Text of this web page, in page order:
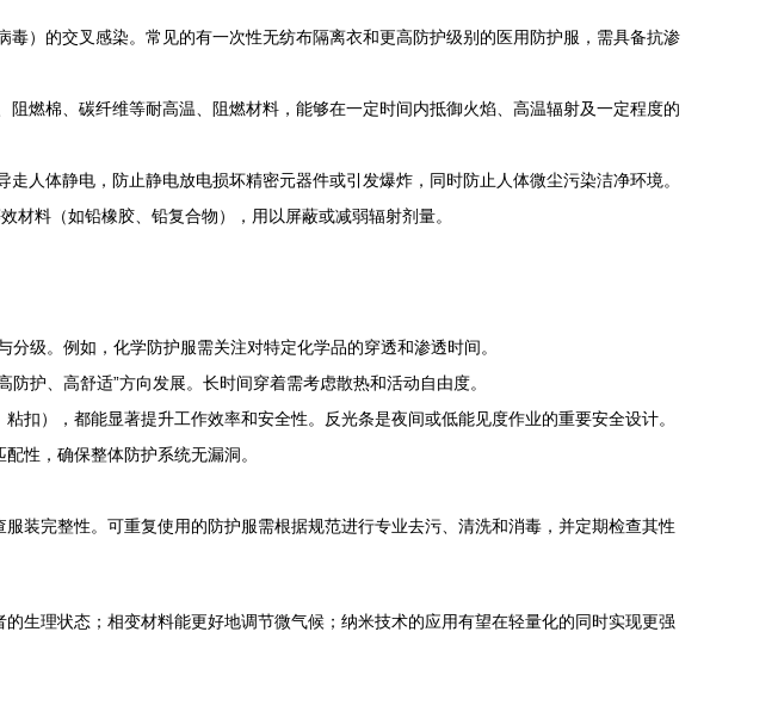
）的交叉感染。常见的有一次性无纺布隔离衣和更高防护级别的医用防护服，需具备抗渗
燃棉、碳纤维等耐高温、阻燃材料，能够在一定时间内抵御火焰、高温辐射及一定程度的
人体静电，防止静电放电损坏精密元器件或引发爆炸，同时防止人体微尘污染洁净环境。
料（如铅橡胶、铅复合物），用以屏蔽或减弱辐射剂量。
级。例如，化学防护服需关注对特定化学品的穿透和渗透时间。
护、高舒适”方向发展。长时间穿着需考虑散热和活动自由度。
扣），都能显著提升工作效率和安全性。反光条是夜间或低能见度作业的重要安全设计。
性，确保整体防护系统无漏洞。
装完整性。可重复使用的防护服需根据规范进行专业去污、清洗和消毒，并定期检查其性
生理状态；相变材料能更好地调节微气候；纳米技术的应用有望在轻量化的同时实现更强